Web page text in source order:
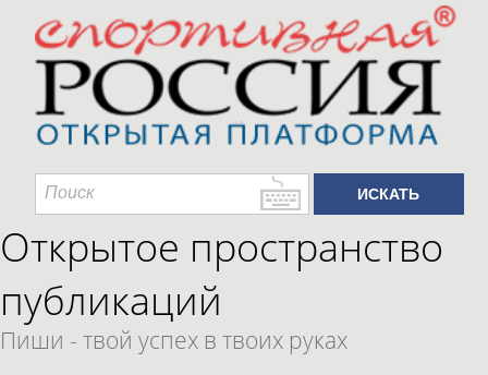
Открытое пространство
публикаций
Пиши - твой успех в твоих руках